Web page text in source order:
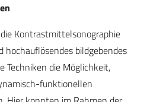
Kontrastmittelsonographie
hochauflösendes bildgebendes
Techniken die Möglichkeit,
funktionellen